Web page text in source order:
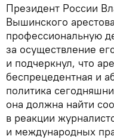
Президент России
Вышинского
профессиональную
за осуществление
и подчеркнул, что
беспрецедентная и
политика
она должна найти
в реакции
и международных